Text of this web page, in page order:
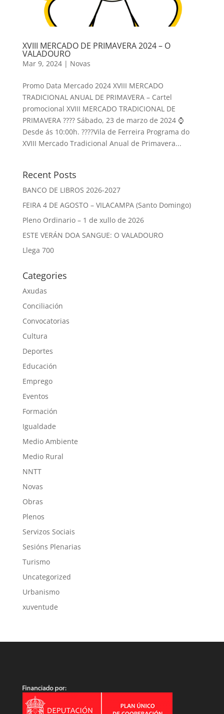
XVIII MERCADO DE PRIMAVERA 2024 – O
VALADOURO
Mar 9, 2024| Novas
Promo Data Mercado 2024 XVIII MERCADO
TRADICIONAL ANUAL DE PRIMAVERA – Cartel
promocional XVIII MERCADO TRADICIONAL DE
PRIMAVERA ???? Sábado, 23 de marzo de 2024 ⌚️
Desde ás 10:00h. ????Vila de Ferreira Programa do
XVIII Mercado Tradicional Anual de Primavera...
Recent Posts
BANCO DE LIBROS 2026-2027
FEIRA 4 DE AGOSTO – VILACAMPA (Santo Domingo)
Pleno Ordinario – 1 de xullo de 2026
ESTE VERÁN DOA SANGUE: O VALADOURO
Llega 700
Categories
Axudas
Conciliación
Convocatorias
Cultura
Deportes
Educación
Emprego
Eventos
Formación
Igualdade
Medio Ambiente
Medio Rural
NNTT
Novas
Obras
Plenos
Servizos Sociais
Sesións Plenarias
Turismo
Uncategorized
Urbanismo
xuventude